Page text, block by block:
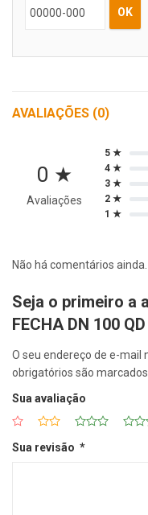
OK
AVALIAÇÕES (0)
0 ★
Avaliações
5 ★
4 ★
3 ★
2 ★
1 ★
Não há comentários ainda.
Seja o primeiro a
FECHA DN 100 QD
O seu endereço de e-mail
obrigatórios são
Sua avaliação
Sua revisão *